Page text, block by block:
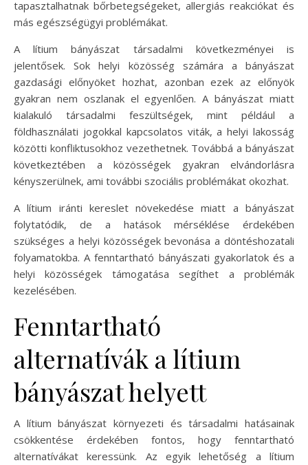
tapasztalhatnak bőrbetegségeket, allergiás reakciókat és
más egészségügyi problémákat.
A lítium bányászat társadalmi következményei is
jelentősek. Sok helyi közösség számára a bányászat
gazdasági előnyöket hozhat, azonban ezek az előnyök
gyakran nem oszlanak el egyenlően. A bányászat miatt
kialakuló társadalmi feszültségek, mint például a
földhasználati jogokkal kapcsolatos viták, a helyi lakosság
közötti konfliktusokhoz vezethetnek. Továbbá a bányászat
következtében a közösségek gyakran elvándorlásra
kényszerülnek, ami további szociális problémákat okozhat.
A lítium iránti kereslet növekedése miatt a bányászat
folytatódik, de a hatások mérséklése érdekében
szükséges a helyi közösségek bevonása a döntéshozatali
folyamatokba. A fenntartható bányászati gyakorlatok és a
helyi közösségek támogatása segíthet a problémák
kezelésében.
Fenntartható
alternatívák a lítium
bányászat helyett
A lítium bányászat környezeti és társadalmi hatásainak
csökkentése érdekében fontos, hogy fenntartható
alternatívákat keressünk. Az egyik lehetőség a lítium